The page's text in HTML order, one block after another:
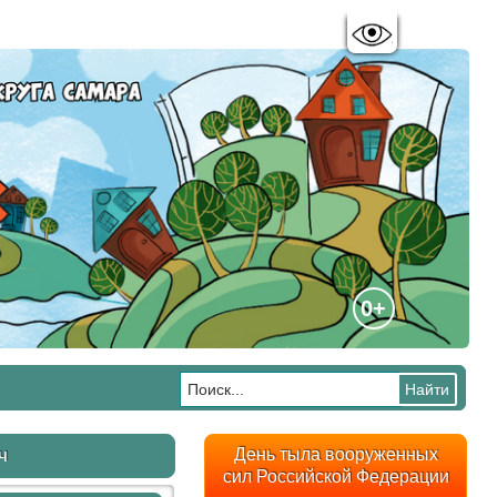
0+
День тыла вооруженных
сил Российской Федерации